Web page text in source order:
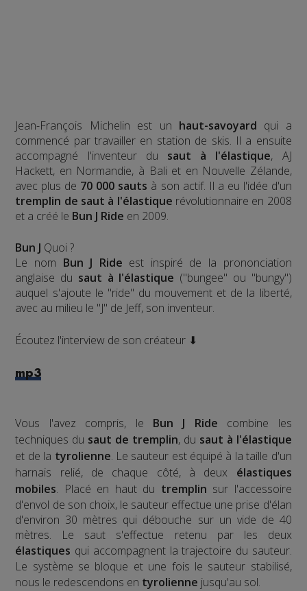
Jean-François Michelin est un haut-savoyard qui a
commencé par travailler en station de skis. Il a ensuite
accompagné l'inventeur du saut à l'élastique, AJ
Hackett, en Normandie, à Bali et en Nouvelle Zélande,
avec plus de 70 000 sauts à son actif. Il a eu l'idée d'un
tremplin de saut à l'élastique révolutionnaire en 2008
et a créé le Bun J Ride en 2009.
Bun J Quoi ?
Le nom Bun J Ride est inspiré de la prononciation
anglaise du saut à l'élastique ("bungee" ou "bungy")
auquel s'ajoute le "ride" du mouvement et de la liberté,
avec au milieu le "J" de Jeff, son inventeur.
Écoutez l'interview de son créateur ⬇
mp3
Vous l'avez compris, le Bun J Ride combine les
techniques du saut de tremplin, du saut à l'élastique
et de la tyrolienne. Le sauteur est équipé à la taille d'un
harnais relié, de chaque côté, à deux élastiques
mobiles. Placé en haut du tremplin sur l'accessoire
d'envol de son choix, le sauteur effectue une prise d'élan
d'environ 30 mètres qui débouche sur un vide de 40
mètres. Le saut s'effectue retenu par les deux
élastiques qui accompagnent la trajectoire du sauteur.
Le système se bloque et une fois le sauteur stabilisé,
nous le redescendons en tyrolienne jusqu'au sol.